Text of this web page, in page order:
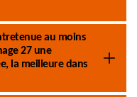
au moins
27 une
la meilleure dans